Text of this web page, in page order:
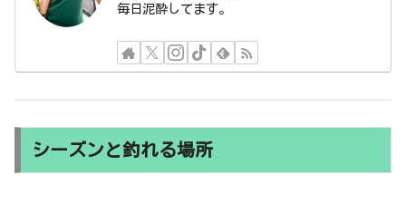
毎日泥酔してます。
シーズンと釣れる場所